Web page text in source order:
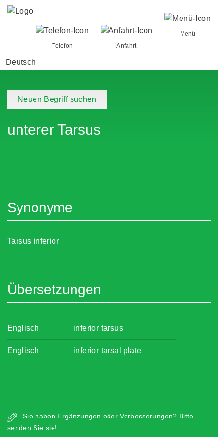
Menü
Telefon
Anfahrt
Deutsch
Neuen Begriff suchen
unterer Tarsus
Synonyme
Tarsus inferior
Übersetzungen
Englisch inferior tarsus
Englisch inferior tarsal plate
Sie haben Ergänzungen oder Verbesserungen? Bitte
senden Sie sie!